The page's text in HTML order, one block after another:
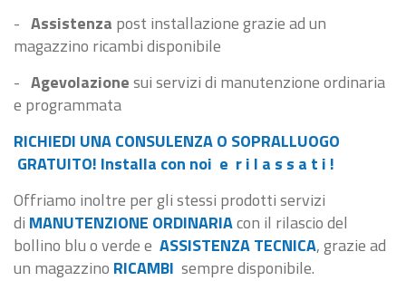
- Assistenza post installazione grazie ad un
magazzino ricambi disponibile
- Agevolazionesui servizi di manutenzione ordinaria
e programmata
RICHIEDI UNA CONSULENZA O SOPRALLUOGO
GRATUITO! Installa con noi e r i l a s s a t i !
Offriamo inoltre per gli stessi prodotti servizi
di MANUTENZIONE ORDINARIAcon il rilascio del
bollino blu o verde e ASSISTENZA TECNICA, grazie ad
un magazzino RICAMBI sempre disponibile.